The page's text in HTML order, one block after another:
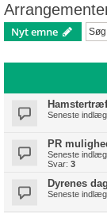
Nyt emne
Seneste
PR
Seneste
Svar: 3
Dyrenes
Seneste